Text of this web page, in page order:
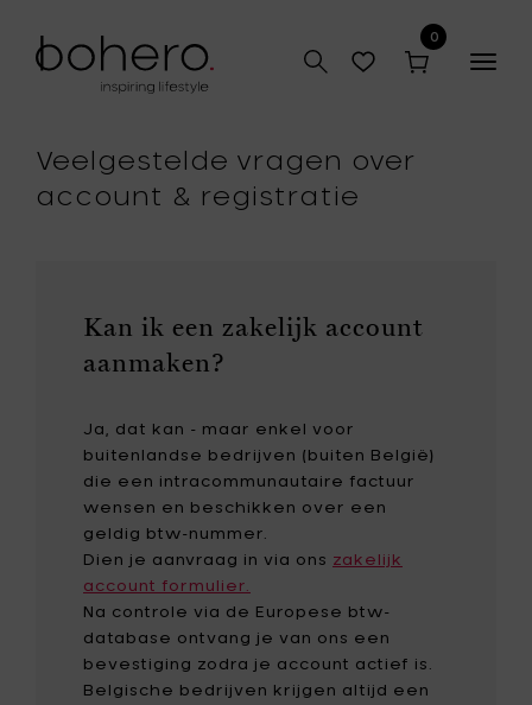
0
Veelgestelde vragen over
account & registratie
Kan ik een zakelijk account
aanmaken?
Ja, dat kan - maar enkel voor
buitenlandse bedrijven (buiten België)
die een intracommunautaire factuur
wensen en beschikken over een
geldig btw-nummer.
Dien je aanvraag in via ons zakelijk
account formulier.
Na controle via de Europese btw-
database ontvang je van ons een
bevestiging zodra je account actief is.
Belgische bedrijven krijgen altijd een